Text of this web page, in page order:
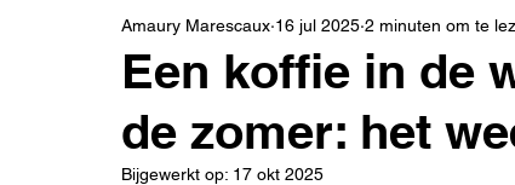
Een koffie in de
de zomer: het
Amaury Marescaux 16 jul 2025 2 minuten om te
Bijgewerkt op: 17 okt 2025